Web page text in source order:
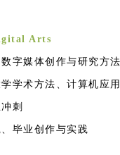
Arts
字媒体创作与研究方
学术方法、计算机应
刺
毕业创作与实践